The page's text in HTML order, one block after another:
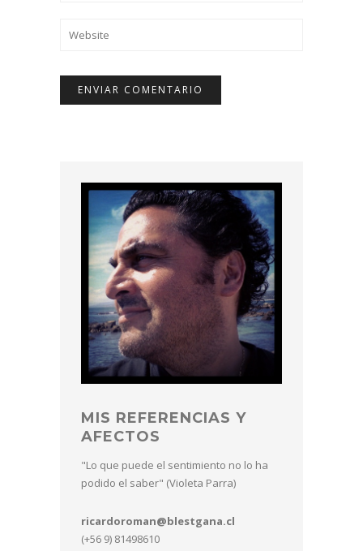
MIS REFERENCIAS Y
AFECTOS
"Lo que puede el sentimiento no lo ha
podido el saber" (Violeta Parra)
ricardoroman@blestgana.cl
(+56 9) 81498610